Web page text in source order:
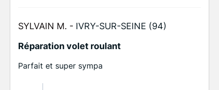
SYLVAIN M. - IVRY-SUR-SEINE (94)
Réparation volet roulant
Parfait et super sympa